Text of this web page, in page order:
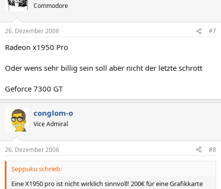
Commodore
26. Dezember 2006 #7
Radeon x1950 Pro
Oder wens sehr billig sein soll aber nicht der letzte schrott
Geforce 7300 GT
conglom-o
Vice Admiral
26. Dezember 2006 #8
Seppuku schrieb:
Eine X1950 pro ist nicht wirklich sinnvoll! 200€ für eine Grafikkarte